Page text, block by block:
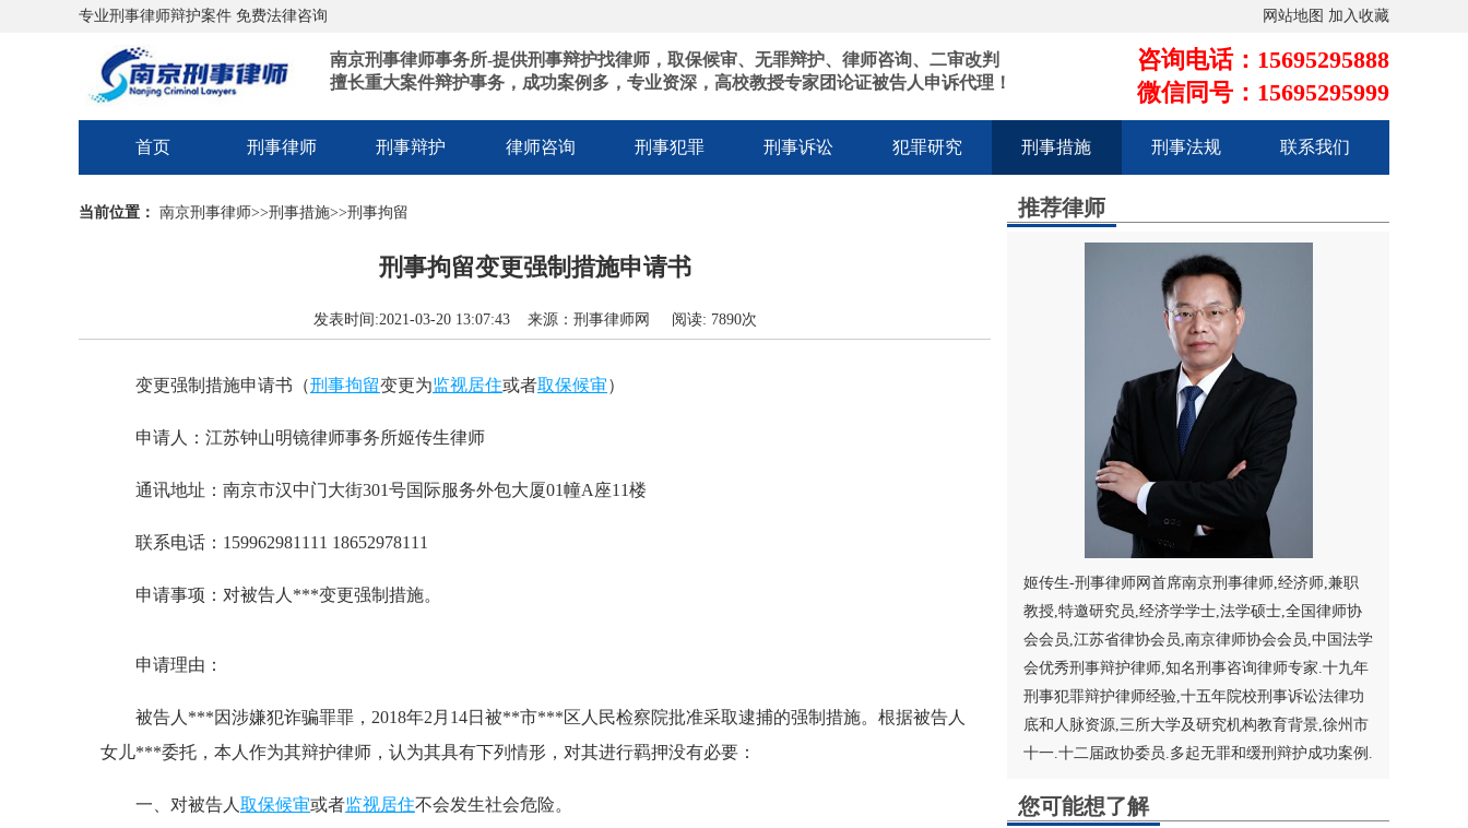
专业刑事律师辩护案件 免费法律咨询 网站地图 加入收藏
南京刑事律师事务所-提供刑事辩护找律师，取保候审、无罪辩护、律师咨询、二审改判
擅长重大案件辩护事务，成功案例多，专业资深，高校教授专家团论证被告人申诉代理！
咨询电话：15695295888
微信同号：15695295999
首页 刑事律师 刑事辩护 律师咨询 刑事犯罪 刑事诉讼 犯罪研究 刑事措施 刑事法规 联系我们
当前位置： 南京刑事律师>>刑事措施>>刑事拘留
刑事拘留变更强制措施申请书
发表时间:2021-03-20 13:07:43 来源：刑事律师网 阅读: 7890次
变更强制措施申请书（刑事拘留变更为监视居住或者取保候审）
申请人：江苏钟山明镜律师事务所姬传生律师
通讯地址：南京市汉中门大街301号国际服务外包大厦01幢A座11楼
联系电话：159962981111 18652978111
申请事项：对被告人***变更强制措施。
申请理由：
被告人***因涉嫌犯诈骗罪罪，2018年2月14日被**市***区人民检察院批准采取逮捕的强制措施。根据被告人
女儿***委托，本人作为其辩护律师，认为其具有下列情形，对其进行羁押没有必要：
一、对被告人 取保候审或者监视居住不会发生社会危险。
推荐律师
姬传生-刑事律师网首席南京刑事律师,经济师,兼职
教授,特邀研究员,经济学学士,法学硕士,全国律师协
会会员,江苏省律协会员,南京律师协会会员,中国法学
会优秀刑事辩护律师,知名刑事咨询律师专家.十九年
刑事犯罪辩护律师经验,十五年院校刑事诉讼法律功
底和人脉资源,三所大学及研究机构教育背景,徐州市
十一.十二届政协委员.多起无罪和缓刑辩护成功案例.
您可能想了解